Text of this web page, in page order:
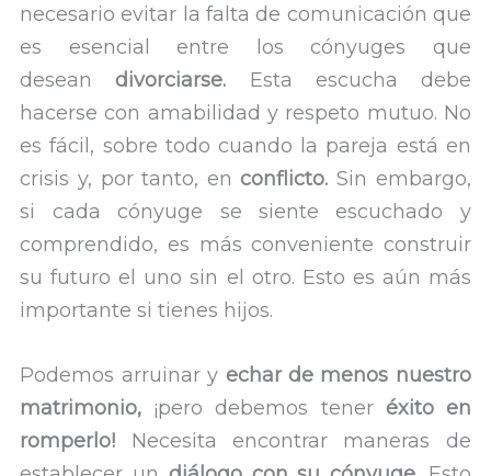
necesario evitar la falta de comunicación que
es esencial entre los cónyuges que
deseandivorciarse. Esta escucha debe
hacerse con amabilidad y respeto mutuo. No
es fácil, sobre todo cuando la pareja está en
crisis y, por tanto, enconflicto. Sin embargo,
si cada cónyuge se siente escuchado y
comprendido, es más conveniente construir
su futuro el uno sin el otro. Esto es aún más
importante si tienes hijos.
Podemos arruinar y echar de menos nuestro
matrimonio, ¡pero debemos tener éxito en
romperlo! Necesita encontrar maneras de